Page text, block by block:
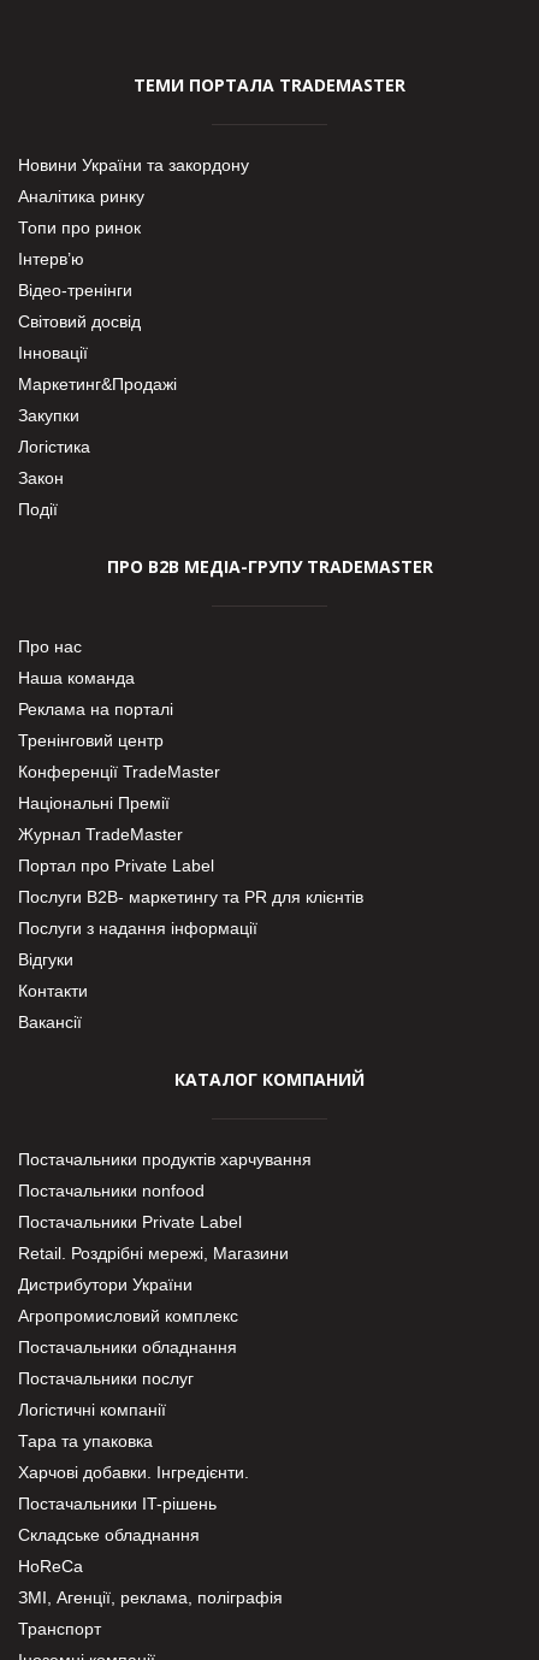
ТЕМИ ПОРТАЛА TRADEMASTER
Новини України та закордону
Аналітика ринку
Топи про ринок
Інтерв’ю
Відео-тренінги
Світовий досвід
Інновації
Маркетинг&Продажі
Закупки
Логістика
Закон
Події
ПРО В2В МЕДІА-ГРУПУ TRADEMASTER
Про нас
Наша команда
Реклама на порталі
Тренінговий центр
Конференції TradeMaster
Національні Премії
Журнал TradeMaster
Портал про Private Label
Послуги В2В- маркетингу та PR для клієнтів
Послуги з надання інформації
Відгуки
Контакти
Вакансії
КАТАЛОГ КОМПАНИЙ
Постачальники продуктів харчування
Постачальники nonfood
Постачальники Private Label
Retail. Роздрібні мережі, Магазини
Дистрибутори України
Агропромисловий комплекс
Постачальники обладнання
Постачальники послуг
Логістичні компанії
Тара та упаковка
Харчові добавки. Інгредієнти.
Постачальники IT-рішень
Складське обладнання
HoReCa
ЗМІ, Агенції, реклама, поліграфія
Транспорт